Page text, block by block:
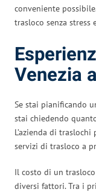
conveniente
trasloco senza stress
Venezia
Se stai pianificando
stai chiedendo
L’azienda di traslochi
servizi di trasloco a
Il costo di un
diversi fattori. Tra i